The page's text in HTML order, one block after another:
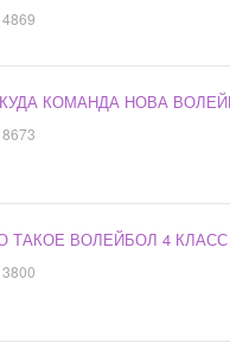
4869
КОМАНДА НОВА
8673
ТАКОЕ ВОЛЕЙБОЛ 4 КЛАСС
3800